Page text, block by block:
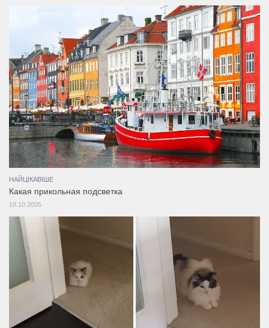
НАЙЦІКАВІШЕ
Какая прикольная подсветка
18.10.2005